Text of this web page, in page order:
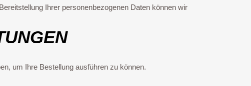
Ihrer personenbezogenen Daten können wir
um Ihre Bestellung ausführen zu können.